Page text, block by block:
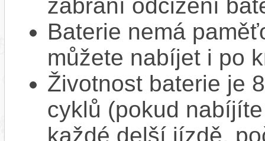
zabrání odcizení
Baterie nemá
můžete nabíjet i po
Životnost baterie je
cyklů (pokud
každé delší jízdě,